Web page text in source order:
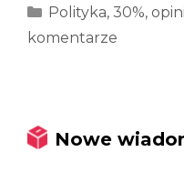
Kategorie
Polityka, 30%,
komentarze
Nowe